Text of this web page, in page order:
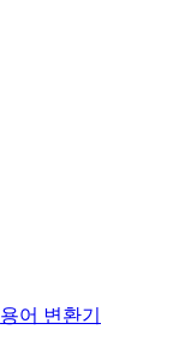
용어 변환기